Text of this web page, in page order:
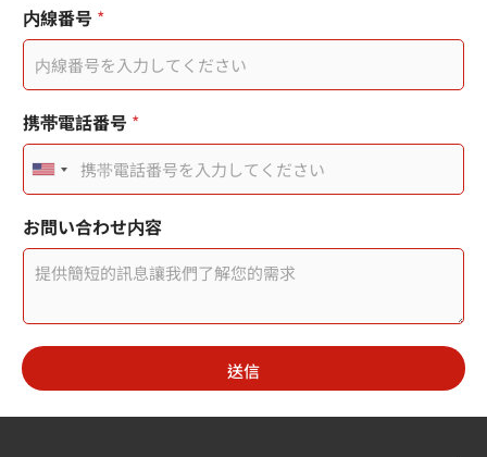
内線番号 *
携帯電話番号 *
U
n
i
t
e
d
S
t
お問い合わせ内容
送信